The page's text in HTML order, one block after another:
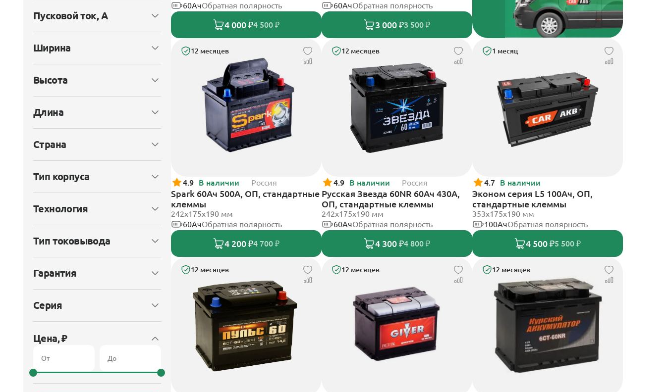
Пусковой ток, А
Ширина
Высота
Длина
Страна
Тип корпуса
Технология
Тип токовывода
Гарантия
Серия
Цена, ₽
60АчОбратная полярность
4 000 ₽4 500 ₽
60АчОбратная полярность
3 000 ₽3 500 ₽
12 месяцев
4.9 В наличии Россия
Spark 60Ач 500А, ОП, стандартные
клеммы
242х175х190 мм
60АчОбратная полярность
4 200 ₽4 700 ₽
12 месяцев
4.9 В наличии Россия
Русская Звезда 60NR 60Ач 430А,
ОП, стандартные клеммы
242x175x190 мм
60АчОбратная полярность
4 300 ₽4 800 ₽
1 месяц
4.7 В наличии
Эконом серия L5 100Ач, ОП,
стандартные клеммы
353х175х190 мм
100АчОбратная полярность
4 500 ₽5 500 ₽
12 месяцев 12 месяцев 12 месяцев